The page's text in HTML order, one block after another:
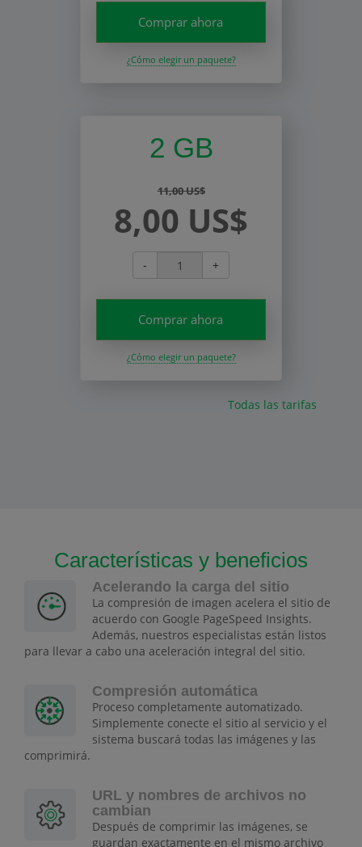
Comprar ahora
¿Cómo elegir un paquete?
2 GB
11,00 US$
8,00 US$
- +
Comprar ahora
¿Cómo elegir un paquete?
Todas las tarifas
Características y beneficios
Acelerando la carga del sitio
La compresión de imagen acelera el sitio de
acuerdo con Google PageSpeed Insights.
Además, nuestros especialistas están listos
para llevar a cabo una aceleración integral del sitio.
Compresión automática
Proceso completamente automatizado.
Simplemente conecte el sitio al servicio y el
sistema buscará todas las imágenes y las
comprimirá.
URL y nombres de archivos no
cambian
Después de comprimir las imágenes, se
guardan exactamente en el mismo archivo